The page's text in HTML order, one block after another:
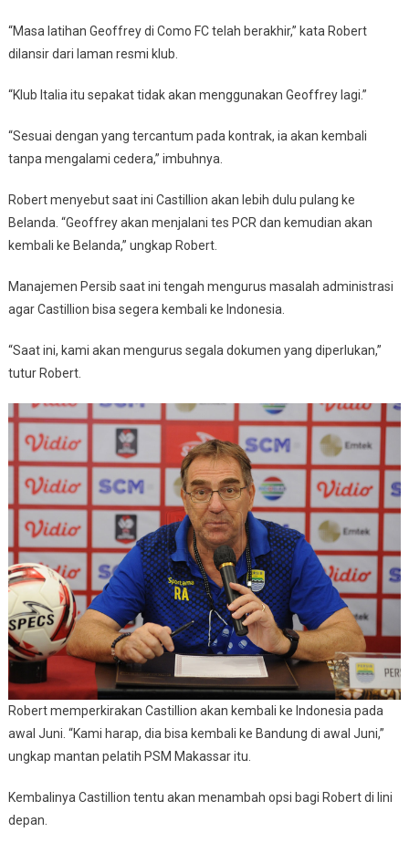
“Masa latihan Geoffrey di Como FC telah berakhir,” kata Robert
dilansir dari laman resmi klub.
“Klub Italia itu sepakat tidak akan menggunakan Geoffrey lagi.”
“Sesuai dengan yang tercantum pada kontrak, ia akan kembali
tanpa mengalami cedera,” imbuhnya.
Robert menyebut saat ini Castillion akan lebih dulu pulang ke
Belanda. “Geoffrey akan menjalani tes PCR dan kemudian akan
kembali ke Belanda,” ungkap Robert.
Manajemen Persib saat ini tengah mengurus masalah administrasi
agar Castillion bisa segera kembali ke Indonesia.
“Saat ini, kami akan mengurus segala dokumen yang diperlukan,”
tutur Robert.
Robert memperkirakan Castillion akan kembali ke Indonesia pada
awal Juni. “Kami harap, dia bisa kembali ke Bandung di awal Juni,”
ungkap mantan pelatih PSM Makassar itu.
Kembalinya Castillion tentu akan menambah opsi bagi Robert di lini
depan.